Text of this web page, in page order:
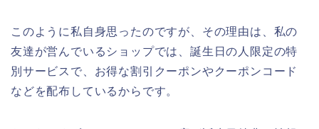
このように私自身思ったのですが、その理由は、私の
友達が営んでいるショップでは、誕生日の人限定の特
別サービスで、お得な割引クーポンやクーポンコード
などを配布しているからです。